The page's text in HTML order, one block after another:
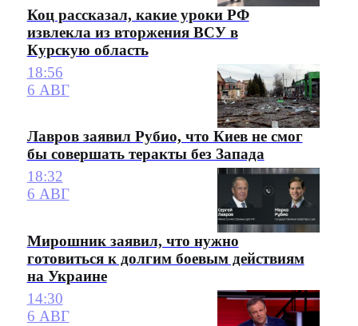
Коц рассказал, какие уроки РФ
извлекла из вторжения ВСУ в
Курскую область
18:56
6 АВГ
Лавров заявил Рубио, что Киев не смог
бы совершать теракты без Запада
18:32
6 АВГ
Мирошник заявил, что нужно
готовиться к долгим боевым действиям
на Украине
14:30
6 АВГ